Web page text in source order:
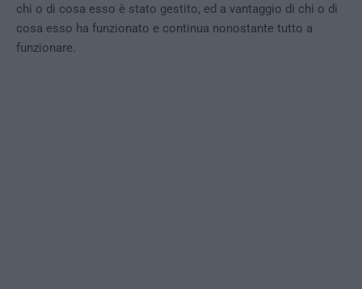
chi o di cosa esso è stato gestito, ed a vantaggio di chi o di
cosa esso ha funzionato e continua nonostante tutto a
funzionare.